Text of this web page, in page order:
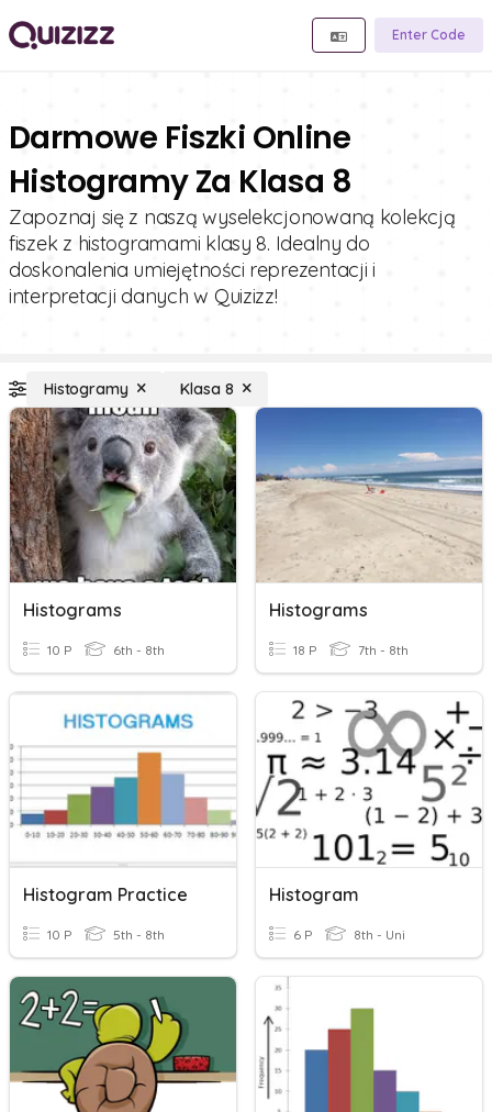
Enter Code
Darmowe Fiszki Online
Histogramy Za Klasa 8
Zapoznaj się z naszą wyselekcjonowaną kolekcją
fiszek z histogramami klasy 8. Idealny do
doskonalenia umiejętności reprezentacji i
interpretacji danych w Quizizz!
Histogramy Klasa 8
Histograms
10 P 6th - 8th
Histograms
18 P 7th - 8th
Histogram Practice
10 P 5th - 8th
Histogram
6 P 8th - Uni